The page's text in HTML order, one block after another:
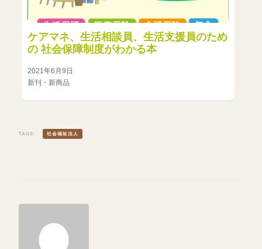
ケアマネ、生活相談員、生活支援員のため
の 社会保障制度がわかる本
2021年6月9日
新刊・新商品
TAGS: 社会福祉法人